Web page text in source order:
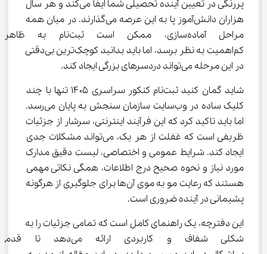
پررنگی در تعیین آینده تحصیلی شما ایفا می‌کند و هر سال
هزاران دانش‌آموز پا به این عرصه می‌گذارند. در میان همه
مراحل آماده‌سازی، ممکن است
کم‌اهمیت به نظر برسد، اما باید بدانید کوچک‌ترین بی‌دقتی
در این مرحله می‌تواند دردسرهای بزرگی ایجاد کند.
شاید گمان کنید ثبت‌نام کنکور سراسری ۱۴۰۵ تنها با چند
کلیک ساده در وب‌سایت سازمان سنجش به پایان می‌رسد.
اما باید تاکید کرد که این فرآیند اینترنتی، سرشار از جزئیات
ظریفی است که غفلت از هر یک، می‌تواند مشکلات جدی
ایجاد کند. شرایط عمومی و اختصاصی، لیست دقیق مدارک
مورد نیاز و نحوه صحیح درج اطلاعات، همگی نکاتی مهمی
هستند که رعایت مو به موی آن‌ها برای جلوگیری از هرگونه
پشیمانی در آینده ضروری است.
این دفترچه، یک راهنمای کامل است که تمامی جزئیات را به
شکلی شفاف و کاربردی